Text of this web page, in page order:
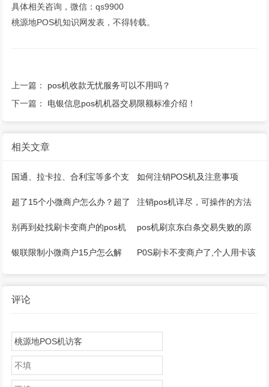
具体相关咨询，微信：qs9900
桃源地POS机知识网发表，不得转载。
上一篇： pos机收款无忧服务可以不用吗？
下一篇： 电银信息pos机机器交易限额标准介绍！
相关文章
国通、拉卡拉、合利宝等多个支
付公司推出微智能pos机
如何注销POS机及注意事项
超了15个小微商户怎么办？超了
5家收单机构怎么办？
注销pos机详尽，可操作的方法
来了
别再到处找刷卡变商户的pos机
器了
pos机刷京东白条交易失败的原
因是什么
银联限制小微商户15户怎么解
P0S刷卡不变商户了,个人用卡该
评论